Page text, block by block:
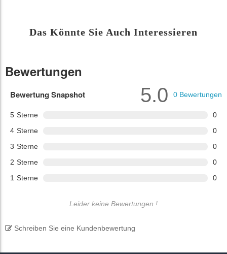
Das Könnte Sie Auch Interessieren
Bewertungen
Bewertung Snapshot
5 Sterne
0
4 Sterne
0
3 Sterne
0
2 Sterne
0
1 Sterne 0
5.0 0 Bewertungen
Leider keine Bewertungen !
Schreiben Sie eine Kundenbewertung